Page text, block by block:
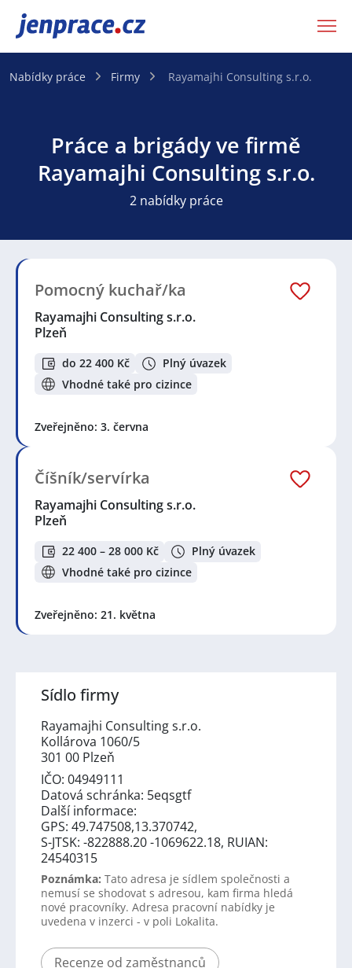
JenPráce.cz
Nabídky práce Firmy Rayamajhi Consulting s.r.o.
Práce a brigády ve firmě
Rayamajhi Consulting s.r.o.
2 nabídky práce
Pomocný kuchař/ka
Rayamajhi Consulting s.r.o.
Plzeň
do 22 400 Kč
Plný úvazek
Vhodné také pro cizince
Zveřejněno: 3. června
Číšník/servírka
Rayamajhi Consulting s.r.o.
Plzeň
22 400 – 28 000 Kč
Plný úvazek
Vhodné také pro cizince
Zveřejněno: 21. května
Sídlo firmy
Rayamajhi Consulting s.r.o.
Kollárova 1060/5
301 00 Plzeň
IČO: 04949111
Datová schránka: 5eqsgtf
Další informace:
GPS: 49.747508,13.370742,
S-JTSK: -822888.20 -1069622.18, RUIAN:
24540315
Poznámka: Tato adresa je sídlem společnosti a
nemusí se shodovat s adresou, kam firma hledá
nové pracovníky. Adresa pracovní nabídky je
uvedena v inzerci - v poli Lokalita.
Recenze od zaměstnanců